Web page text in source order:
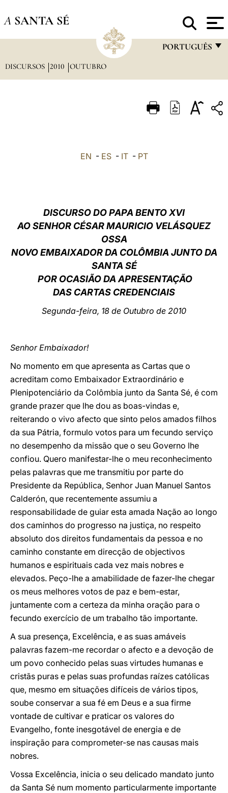
A SANTA SÉ
PORTUGUÊS
ITALIANO
中文
DISCURSOS 2010 OUTUBRO
EN - ES- IT- PT
DISCURSO DO PAPA BENTO XVI
AO SENHOR CÉSAR MAURICIO VELÁSQUEZ
OSSA
NOVO EMBAIXADOR DA COLÔMBIA JUNTO DA
SANTA SÉ
POR OCASIÃO DA APRESENTAÇÃO
DAS CARTAS CREDENCIAIS
Segunda-feira, 18 de Outubro de 2010
Senhor Embaixador!
No momento em que apresenta as Cartas que o
acreditam como Embaixador Extraordinário e
Plenipotenciário da Colômbia junto da Santa Sé, é com
grande prazer que lhe dou as boas-vindas e,
reiterando o vivo afecto que sinto pelos amados filhos
da sua Pátria, formulo votos para um fecundo serviço
no desempenho da missão que o seu Governo lhe
confiou. Quero manifestar-lhe o meu reconhecimento
pelas palavras que me transmitiu por parte do
Presidente da República, Senhor Juan Manuel Santos
Calderón, que recentemente assumiu a
responsabilidade de guiar esta amada Nação ao longo
dos caminhos do progresso na justiça, no respeito
absoluto dos direitos fundamentais da pessoa e no
caminho constante em direcção de objectivos
humanos e espirituais cada vez mais nobres e
elevados. Peço-lhe a amabilidade de fazer-lhe chegar
os meus melhores votos de paz e bem-estar,
juntamente com a certeza da minha oração para o
fecundo exercício de um trabalho tão importante.
A sua presença, Excelência, e as suas amáveis
palavras fazem-me recordar o afecto e a devoção de
um povo conhecido pelas suas virtudes humanas e
cristãs puras e pelas suas profundas raízes católicas
que, mesmo em situações difíceis de vários tipos,
soube conservar a sua fé em Deus e a sua firme
vontade de cultivar e praticar os valores do
Evangelho, fonte inesgotável de energia e de
inspiração para comprometer-se nas causas mais
nobres.
Vossa Excelência, inicia o seu delicado mandato junto
da Santa Sé num momento particularmente importante